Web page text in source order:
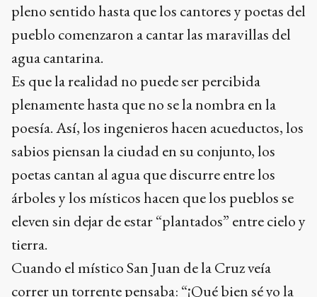
pleno sentido hasta que los cantores y poetas del
pueblo comenzaron a cantar las maravillas del
agua cantarina.
Es que la realidad no puede ser percibida
plenamente hasta que no se la nombra en la
poesía. Así, los ingenieros hacen acueductos, los
sabios piensan la ciudad en su conjunto, los
poetas cantan al agua que discurre entre los
árboles y los místicos hacen que los pueblos se
eleven sin dejar de estar “plantados” entre cielo y
tierra.
Cuando el místico San Juan de la Cruz veía
correr un torrente pensaba: “¡Qué bien sé yo la